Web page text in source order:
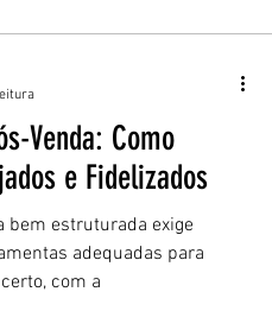
Venda: Como
e Fidelizados
bem estruturada exige
adequadas para
com a